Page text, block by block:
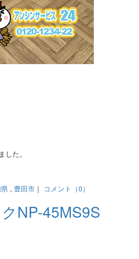
た。
, 豊田市 ｜ コメント（0）
NP-45MS9S